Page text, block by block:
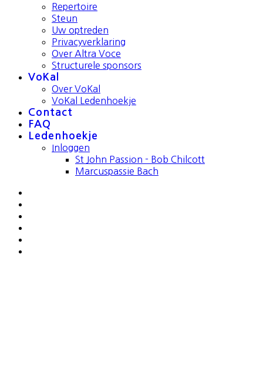
Repertoire
Steun
Uw optreden
Privacyverklaring
Over Altra Voce
Structurele sponsors
VoKal
Over VoKal
VoKal Ledenhoekje
Contact
FAQ
Ledenhoekje
Inloggen
St John Passion - Bob Chilcott
Marcuspassie Bach